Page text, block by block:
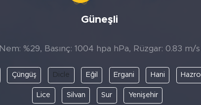
Güneşli
Nem: %29, Basınç: 1004 hpa hPa, Rüzgar: 0.83 m/s
Çüngüş Dicle Eğil Ergani Hani Hazro
Lice Silvan Sur Yenişehir